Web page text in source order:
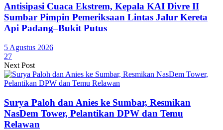
Antisipasi Cuaca Ekstrem, Kepala KAI Divre II
Sumbar Pimpin Pemeriksaan Lintas Jalur Kereta
Api Padang–Bukit Putus
5 Agustus 2026
27
Next Post
Surya Paloh dan Anies ke Sumbar, Resmikan
NasDem Tower, Pelantikan DPW dan Temu
Relawan